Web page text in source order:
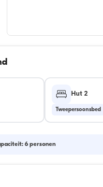
Hut 2
Tweepersoonsbed
6 personen